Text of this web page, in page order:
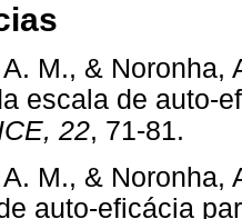
M., & Noronha,
escala de auto-
22, 71-
M., & Noronha,
auto-eficácia